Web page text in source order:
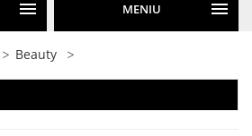
MENIU
Beauty